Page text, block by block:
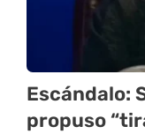
Escándalo:
propuso